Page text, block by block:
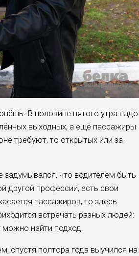
В по­ловине пятого утра надо
выходных, а ещё пассажиры
требуют, то открытых или за­
задумывал­ся, что водителем быть
другой профессии, есть свои
пассажиров, то здесь
встречать разных людей:
можно найти подход.
спустя полтора года выучился на